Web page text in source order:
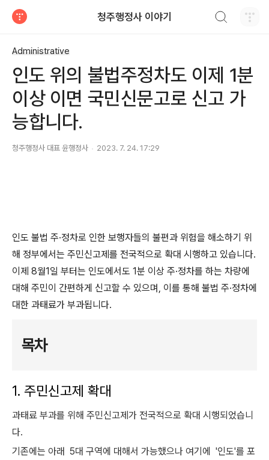
청주행정사 이야기
Administrative
인도 위의 불법주정차도 이제 1분
이상 이면 국민신문고로 신고 가
능합니다.
청주행정사 대표 윤행정사 2023. 7. 24. 17:29
인도 불법 주·정차로 인한 보행자들의 불편과 위험을 해소하기 위
해 정부에서는 주민신고제를 전국적으로 확대 시행하고 있습니다.
이제 8월1일 부터는 인도에서도 1분 이상 주·정차를 하는 차량에
대해 주민이 간편하게 신고할 수 있으며, 이를 통해 불법 주·정차에
대한 과태료가 부과됩니다.
목차
1. 주민신고제 확대
과태료 부과를 위해 주민신고제가 전국적으로 확대 시행되었습니
다.
기존에는 아래 5대 구역에 대해서 가능했으나 여기에 '인도'를 포